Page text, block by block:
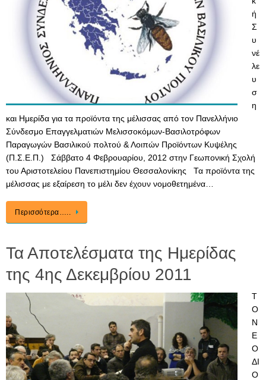
ή
Σ
υ
νέ
λε
υ
σ
η
και Hμερίδα για τα προϊόντα της μέλισσας από τον Πανελλήνιο
Σύνδεσμο Επαγγελματιών Μελισσοκόμων-Βασιλοτρόφων
Παραγωγών Βασιλικού πολτού & Λοιπών Προϊόντων Κυψέλης
(Π.Σ.Ε.Π.) Σάββατο 4 Φεβρουαρίου, 2012 στην Γεωπονική Σχολή
του Αριστοτελείου Πανεπιστημίου Θεσσαλονίκης Τα προϊόντα της
μέλισσας με εξαίρεση το μέλι δεν έχουν νομοθετημένα…
Περισσότερα…..
Τα Αποτελέσματα της Ημερίδας
της 4ης Δεκεμβρίου 2011
Τ
Ο
Ν
Ε
Ο
ΔΙ
Ο